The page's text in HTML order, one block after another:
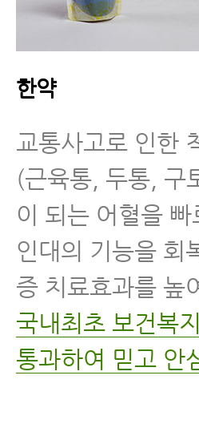
한약
교통사고로 인한
(근육통, 두통, 구
이 되는 어혈을
인대의 기능을 회
증 치료효과를 높
국내최초 보건복
통과하여 믿고 안